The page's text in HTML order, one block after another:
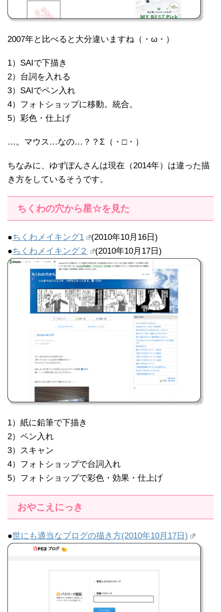
2007年と比べると大分違いますね（・ω・）
1）SAIで下描き
2）台詞を入れる
3）SAIでペン入れ
4）フォトショップに移動。統合。
5）彩色・仕上げ
…。マウス…なの…？？Σ（・□・）
ちなみに、ゆずぽんさんは現在（2014年）は違った描
き方をしているそうです。
ちくわの穴から星☆を見た
●ちくわメイキング1
(2010年10月16日)
●ちくわメイキング２ (2010年10月17日)
1）紙に鉛筆で下描き
2）ペン入れ
3）スキャン
4）フォトショップで台詞入れ
5）フォトショップで彩色・効果・仕上げ
おやこえにっき
●世にも適当なブログの描き方(2010年10月17日)